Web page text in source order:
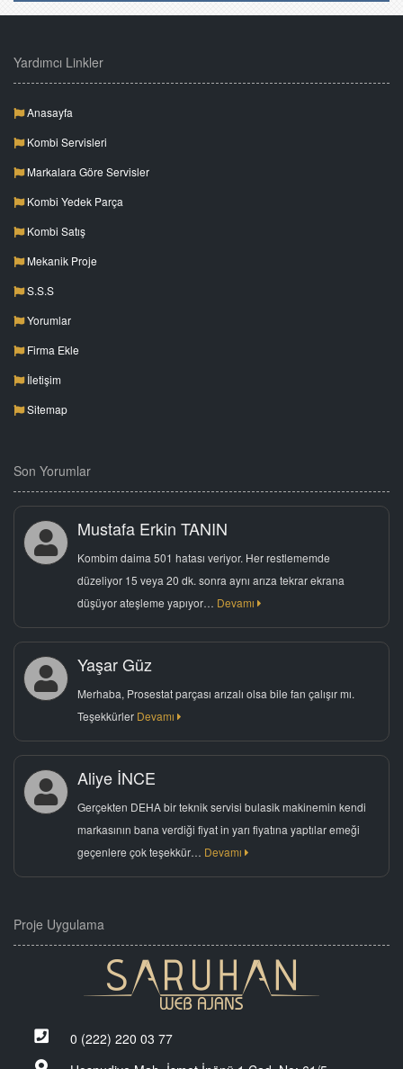
Yardımcı Linkler
Anasayfa
Kombi Servisleri
Markalara Göre Servisler
Kombi Yedek Parça
Kombi Satış
Mekanik Proje
S.S.S
Yorumlar
Firma Ekle
İletişim
Sitemap
Son Yorumlar
Mustafa Erkin TANIN
Kombim daima 501 hatası veriyor. Her restlememde
düzeliyor 15 veya 20 dk. sonra aynı arıza tekrar ekrana
düşüyor ateşleme yapıyor… Devamı
Yaşar Güz
Merhaba, Prosestat parçası arızalı olsa bile fan çalışır mı.
Teşekkürler Devamı
Aliye İNCE
Gerçekten DEHA bir teknik servisi bulasik makinemin kendi
markasının bana verdiği fiyat in yarı fiyatına yaptılar emeği
geçenlere çok teşekkür… Devamı
Proje Uygulama
0 (222) 220 03 77